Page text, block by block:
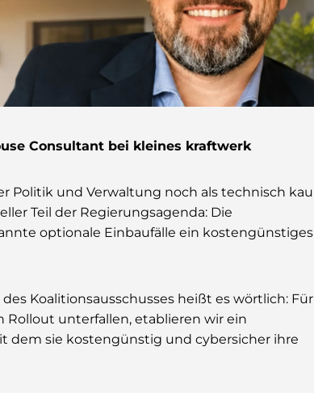
Consultant bei kleines kraftwerk
Politik und Verwaltung noch als technisch
Teil der Regierungsagenda: Die
optionale Einbaufälle ein kostengünstiges
Koalitionsausschusses heißt es wörtlich: Für
unterfallen, etablieren wir ein
dem sie kostengünstig und cybersicher ihre